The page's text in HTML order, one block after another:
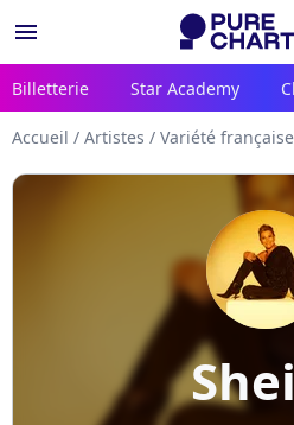
menu
Billetterie Star Academy
Accueil / Artistes / Variété française